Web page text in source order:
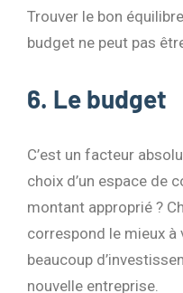
Trouver le bon
budget ne peut pas
6. Le budget
C’est un facteur
choix d’un espace de
montant approprié ?
correspond le mieux
beaucoup
nouvelle entreprise.